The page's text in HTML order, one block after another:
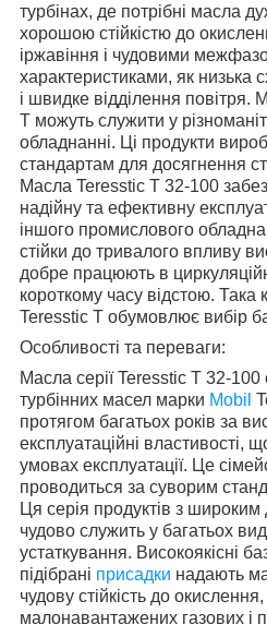
турбінах, де потрібні масла
хорошою стійкістю до
іржавіння і чудовими
характеристиками, як низька
і швидке відділення повітря.
T можуть служити у
обладнанні. Ці продукти
стандартам для досягнення
Масла Teresstic T 32-100
надійну та ефективну
іншого промислового
стійки до тривалого впливу
добре працюють в
короткому часу відстою. Така
Teresstic T обумовлює вибір
Особливості та переваги:
Масла серії Teresstic T 32-
турбінних масел марки Mobil
протягом багатьох років за
експлуатаційні властивості,
умовах експлуатації. Це
проводиться за суворим
Ця серія продуктів з широким
чудово служить у багатьох
устаткування. Високоякісні
підібрані присадки надають
чудову стійкість до
малонавантажених газових і